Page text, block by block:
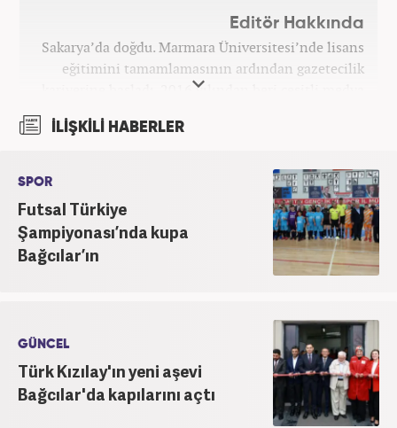
Editör Hakkında
Sakarya’da doğdu. Marmara Üniversitesi’nde lisans
eğitimini tamamlamasının ardından gazetecilik
kariyerine başladı. 2016 yılından beri çeşitli medya
itibaren Haber7’de ‘gündem editörü’ olarak
İLİŞKİLİ HABERLER
SPOR
Futsal Türkiye
Şampiyonası’nda kupa
Bağcılar’ın
GÜNCEL
Türk Kızılay'ın yeni aşevi
Bağcılar'da kapılarını açtı